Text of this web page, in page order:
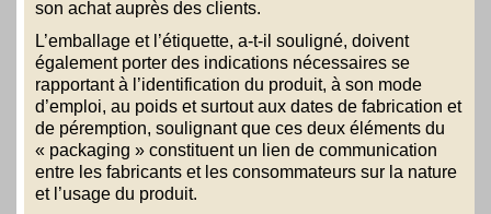
son achat auprès des clients.
L’emballage et l’étiquette, a-t-il souligné, doivent
également porter des indications nécessaires se
rapportant à l’identification du produit, à son mode
d’emploi, au poids et surtout aux dates de fabrication et
de péremption, soulignant que ces deux éléments du
« packaging » constituent un lien de communication
entre les fabricants et les consommateurs sur la nature
et l’usage du produit.